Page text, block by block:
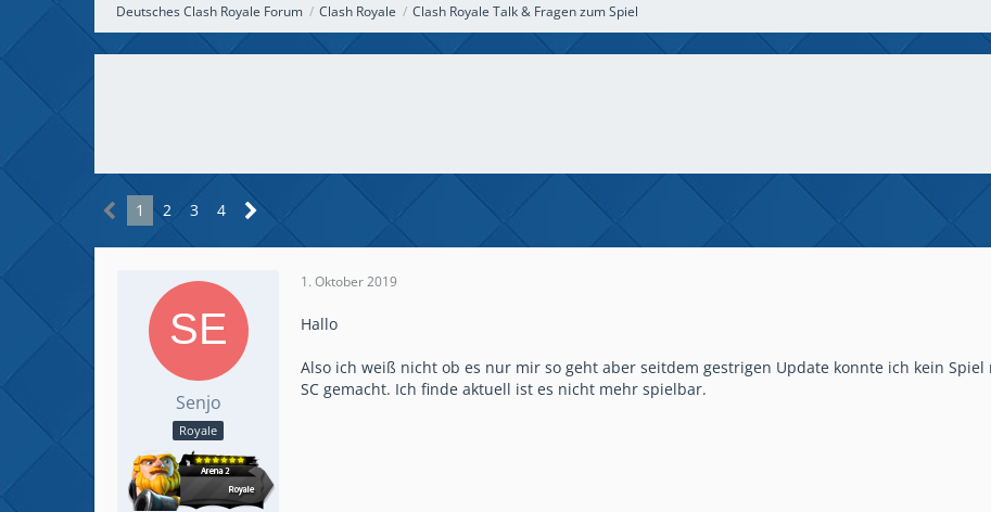
Deutsches Clash Royale Forum Clash Royale Clash Royale Talk & Fragen zum Spiel
1 2 3 4
Senjo
Royale
1. Oktober 2019
Hallo
Also ich weiß nicht ob es nur mir so geht aber seitdem gestrigen Update konnte ich kein
SC gemacht. Ich finde aktuell ist es nicht mehr spielbar.